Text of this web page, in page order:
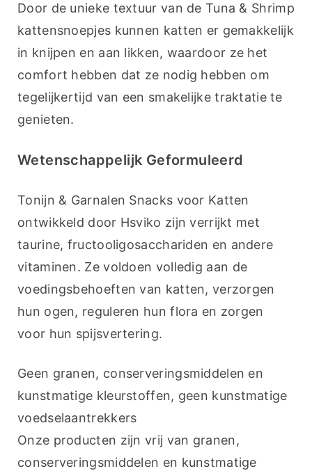
Door de unieke textuur van de Tuna & Shrimp
kattensnoepjes kunnen katten er gemakkelijk
in knijpen en aan likken, waardoor ze het
comfort hebben dat ze nodig hebben om
tegelijkertijd van een smakelijke traktatie te
genieten.
Wetenschappelijk Geformuleerd
Tonijn & Garnalen Snacks voor Katten
ontwikkeld door Hsviko zijn verrijkt met
taurine, fructooligosacchariden en andere
vitaminen. Ze voldoen volledig aan de
voedingsbehoeften van katten, verzorgen
hun ogen, reguleren hun flora en zorgen
voor hun spijsvertering.
Geen granen, conserveringsmiddelen en
kunstmatige kleurstoffen, geen kunstmatige
voedselaantrekkers
Onze producten zijn vrij van granen,
conserveringsmiddelen en kunstmatige